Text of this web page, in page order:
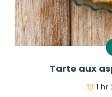
Tarte aux
1 hr